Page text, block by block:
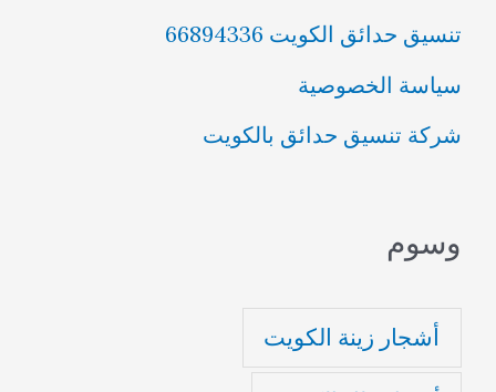
تنسيق حدائق الكويت 66894336
سياسة الخصوصية
شركة تنسيق حدائق بالكويت
وسوم
أشجار زينة الكويت